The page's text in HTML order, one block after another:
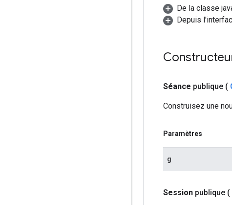
De la classe
Depuis
Séance publique (
Construisez une
Paramètres
g
Session publique (